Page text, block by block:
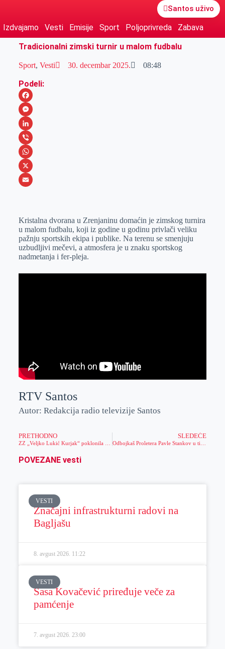
Santos uživo
Izdvajamo Vesti Emisije Sport Poljoprivreda
Zabava
Tradicionalni zimski turnir u malom fudbalu
Sport, Vesti 30. decembar 2025. 08:48
Podeli:
F
a
c
e
b
o
M
e
s
s
e
e
r
L
i
n
k
I
n
V
i
b
W
h
s
A
p
X
a
i
l
Kristalna dvorana u Zrenjaninu domaćin je zimskog turnira
u malom fudbalu, koji iz godine u godinu privlači veliku
pažnju sportskih ekipa i publike. Na terenu se smenjuju
uzbudljivi mečevi, a atmosfera je u znaku sportskog
nadmetanja i fer-pleja.
RTV Santos
Autor: Redakcija radio televizije Santos
PRETHODNO SLEDEĆE
POVEZANE vesti
VESTI
Značajni infrastrukturni radovi na
Bagljašu
8. avgust 2026. 11:22
VESTI
Sasa Kovačević priređuje veče za
pamćenje
7. avgust 2026. 23:00